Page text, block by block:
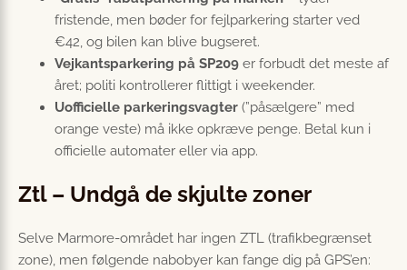
fristende, men bøder for fejlparkering starter ved
€42, og bilen kan blive bugseret.
Vejkantsparkering på SP209 er forbudt det meste af
året; politi kontrollerer flittigt i weekender.
Uofficielle parkeringsvagter (”påsælgere” med
orange veste) må ikke opkræve penge. Betal kun i
officielle automater eller via app.
Ztl – Undgå de skjulte zoner
Selve Marmore-området har ingen ZTL (trafikbegrænset
zone), men følgende nabobyer kan fange dig på GPS’en: